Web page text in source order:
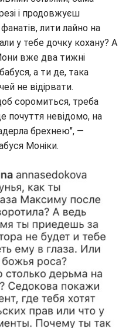
і продовжуєш
лити лайно на
у тебе дочку кохану? А
вже два тижні
а ти де, така
не відірвати.
соромиться, треба
почуття невідомо, на
брехнею", —
Моніки.